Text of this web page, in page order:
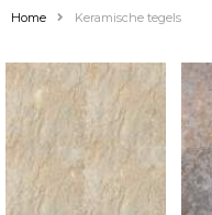
Home Keramische tegels